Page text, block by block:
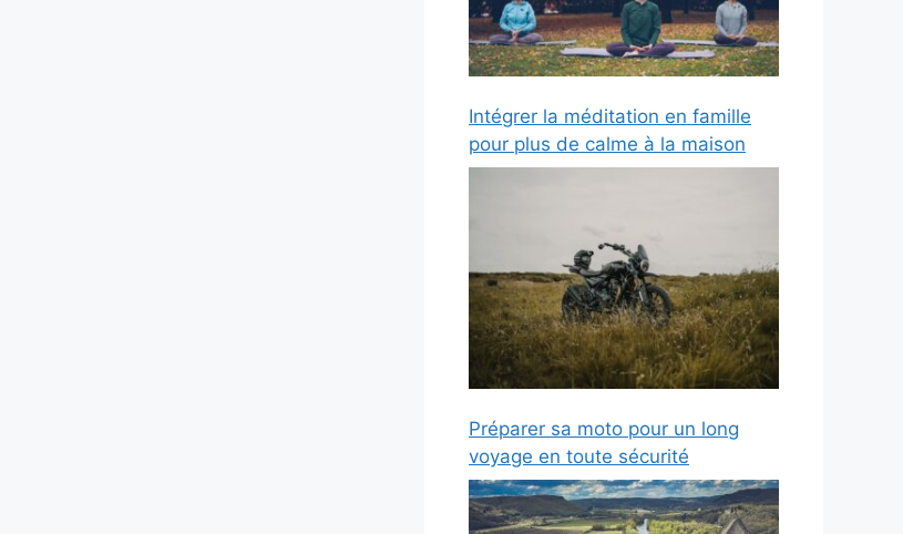
Intégrer la méditation en famille
pour plus de calme à la maison
Préparer sa moto pour un long
voyage en toute sécurité